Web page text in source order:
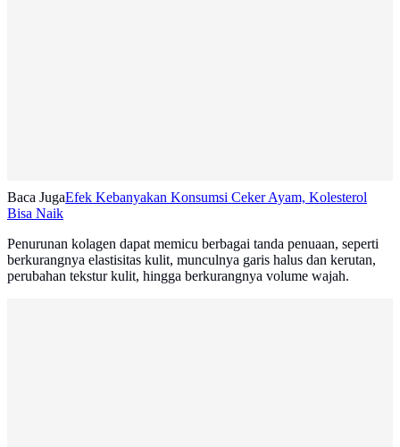
Baca JugaEfek Kebanyakan Konsumsi Ceker Ayam, Kolesterol
Bisa Naik
Penurunan kolagen dapat memicu berbagai tanda penuaan, seperti
berkurangnya elastisitas kulit, munculnya garis halus dan kerutan,
perubahan tekstur kulit, hingga berkurangnya volume wajah.